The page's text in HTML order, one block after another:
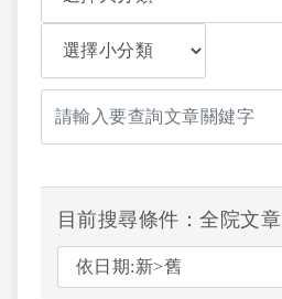
目前搜尋條件：全院文章